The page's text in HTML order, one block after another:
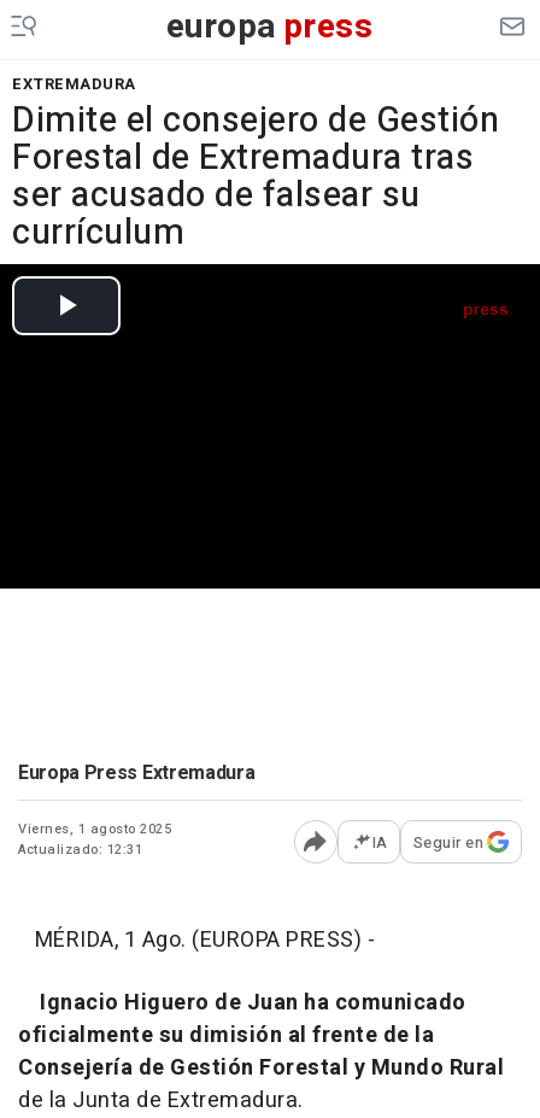
europa press
EXTREMADURA
Dimite el consejero de Gestión
Forestal de Extremadura tras
ser acusado de falsear su
currículum
Europa Press Extremadura
Viernes, 1 agosto 2025
Actualizado: 12:31
Abrir opciones para
IA Seguir en
MÉRIDA, 1 Ago. (EUROPA PRESS) -
Ignacio Higuero de Juan ha comunicado
oficialmente su dimisión al frente de la
Consejería de Gestión Forestal y Mundo Rural
de la Junta de Extremadura.